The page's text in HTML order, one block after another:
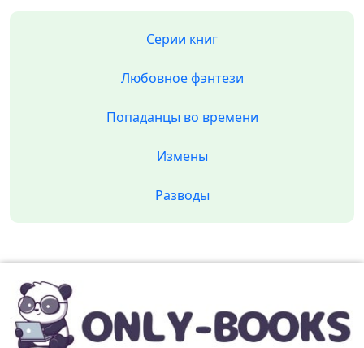
Серии книг
Любовное фэнтези
Попаданцы во времени
Измены
Разводы